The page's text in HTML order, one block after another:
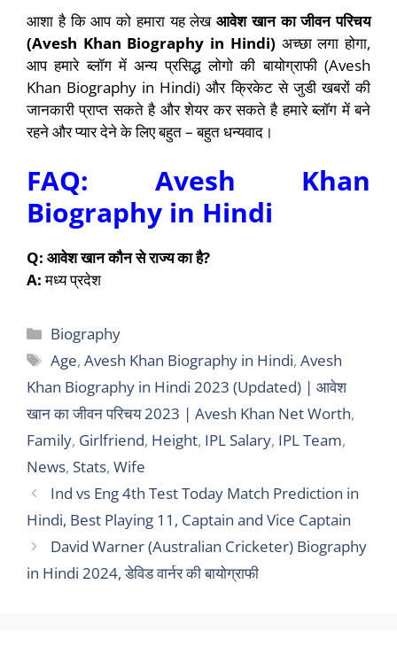
आशा है कि आप को हमारा यह लेख आवेश खानका जीवन परिचय
(Avesh Khan Biography in Hindi) अच्छा लगा होगा,
आप हमारे ब्लॉग में अन्य प्रसिद्ध लोगो की बायोग्राफी (Avesh
Khan Biography in Hindi) और क्रिकेट से जुडी खबरों की
जानकारी प्राप्त सकते है और शेयर कर सकते है हमारे ब्लॉग में बने
रहने और प्यार देने के लिए बहुत – बहुत धन्यवाद।
FAQ: Avesh Khan
Biography in Hindi
Q: आवेश खान कौन से राज्य का है?
A:मध्य प्रदेश
Categories
Biography
Tags
Age,Avesh Khan Biography in Hindi,Avesh
Khan Biography in Hindi 2023 (Updated) | आवेश
खान का जीवन परिचय 2023 | Avesh Khan Net Worth,
Family, Girlfriend, Height, IPL Salary, IPL Team,
News, Stats, Wife
Ind vs Eng 4th Test Today Match Prediction in
Hindi, Best Playing 11, Captain and Vice Captain
David Warner (Australian Cricketer) Biography
in Hindi 2024, डेविड वार्नर की बायोग्राफी